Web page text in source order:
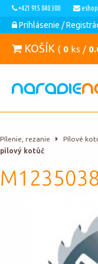
+421 915 840 300
Prihlásenie /
KOŠÍK ( 0 ks /
Pílenie, rezanie Pílové
pilový kotúč